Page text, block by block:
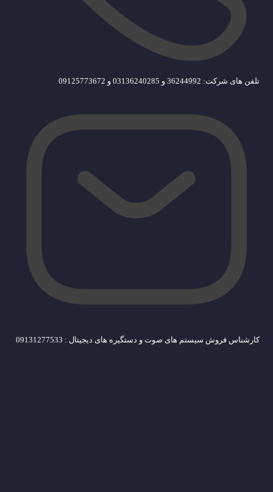
تلفن های شرکت: 36244992 و 03136240285 و 09125773672
کارشناس فروش سیستم های صوت و دستگیره های دیجیتال : 09131277533